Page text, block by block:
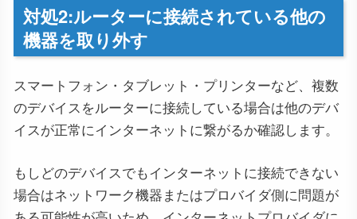
対処2:ルーターに接続されている他の
機器を取り外す
スマートフォン・タブレット・プリンターなど、複数
のデバイスをルーターに接続している場合は他のデバ
イスが正常にインターネットに繋がるか確認します。
もしどのデバイスでもインターネットに接続できない
場合はネットワーク機器またはプロバイダ側に問題が